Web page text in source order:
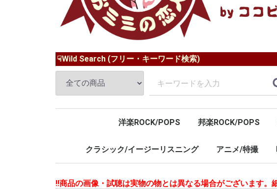
☟Wild Search (フリー・キーワード検索)
洋楽ROCK/POPS
LP/12inch/10inch
7inch
邦楽ROCK/POPS
LP/12inch/10inch
7inch
クラシック/イージーリスニング アニメ/特撮
!!商品の画像・試聴は実物の物とは異なる場合がございます。